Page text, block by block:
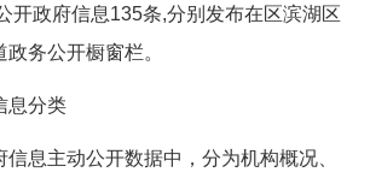
开政府信息135条,分别发布在区滨湖区
务公开橱窗栏。
息分类
息主动公开数据中，分为机构概况、